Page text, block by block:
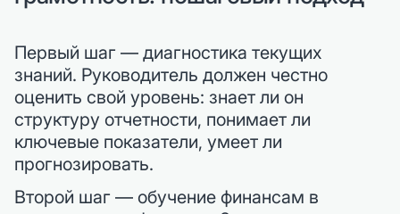
Первый шаг — диагностика текущих
знаний. Руководитель должен честно
оценить свой уровень: знает ли он
структуру отчетности, понимает ли
ключевые показатели, умеет ли
прогнозировать.
Второй шаг — обучение финансам в